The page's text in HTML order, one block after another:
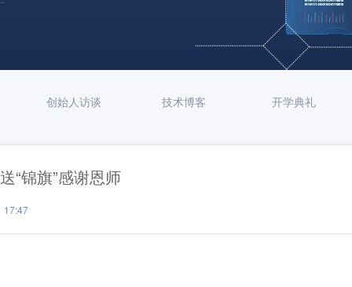
创始人访谈 技术博客 开学典礼
“锦旗”感谢恩师
17:47